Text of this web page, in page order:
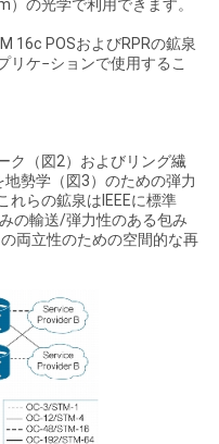
の光学で利用できます。
16c POSおよびRPRの鉱泉
リケ−ションで使用するこ
ク（図2）およびリング繊
勢学（図3）のための弾力
れらの鉱泉はIEEEに標準
の輸送/弾力性のある包み
両立性のための空間的な再